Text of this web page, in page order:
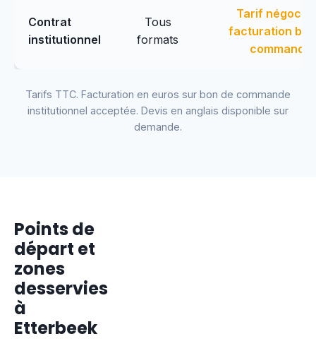
Contrat
institutionnel
Tous
formats
Tarif
facturation
commande
Tarifs TTC. Facturation en euros sur bon de commande
institutionnel acceptée. Devis en anglais disponible sur
demande.
Points de
départ et
zones
desservies
à
Etterbeek